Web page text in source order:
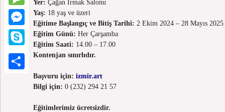
Message
Messenger
Skype
Yer: Çağan Irmak Salonu
Yaş: 18 yaş ve üzeri
Eğitime Başlangıç ve Bitiş Tarihi: 2 Ekim 2024 – 28 Mayıs 2025
Eğitim Günü: Her Çarşamba
Eğitim Saati: 14.00 – 17.00
Kontenjan sınırlıdır.
Başvuru için: izmir.art
Bilgi için: 0 (232) 294 21 57
Eğitimlerimiz ücretsizdir.